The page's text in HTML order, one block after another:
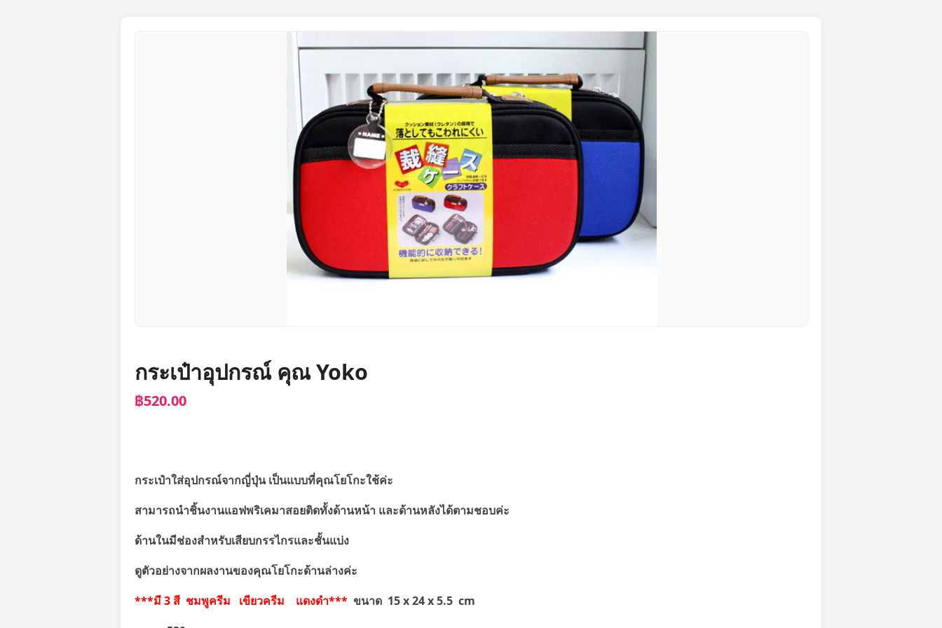
กระเป๋าอุปกรณ์ คุณ Yoko
฿520.00
กระเป๋าใส่อุปกรณ์จากญี่ปุ่น เป็นแบบที่คุณโยโกะใช้ค่ะ
สามารถนำชิ้นงานแอฟพริเคมาสอยติดทั้งด้านหน้า และด้านหลังได้ตามชอบค่ะ
ด้านในมีช่องสำหรับเสียบกรรไกรและชั้นแบ่ง
ดูตัวอย่างจากผลงานของคุณโยโกะด้านล่างค่ะ
***มี 3 สี ชมพูครีม เขียวครีม แดงดำ*** ขนาด 15 x 24 x 5.5 cm